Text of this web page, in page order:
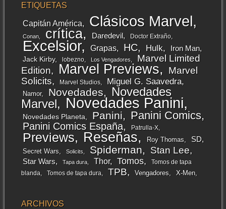
ETIQUETAS
Capitán América Clásicos Marvel
Conan crítica Daredevil Doctor Extraño
Excelsior Grapas HC Hulk Iron Man
Jack Kirby lobezno Los Vengadores
Marvel Limited
Edition
Marvel Previews
Marvel
Solicits
Marvel Studios Miguel G. Saavedra
Namor Novedades
Novedades
Marvel
Novedades Panini
Novedades Planeta Panini Panini Comics
Panini Comics España Patrulla-X
Previews Reseñas Roy Thomas SD
Secret Wars Solicits Spiderman Stan Lee
Star Wars Tapa dura Thor Tomos
Tomos de tapa
blanda
Tomos de tapa dura TPB Vengadores X-Men
ARCHIVOS